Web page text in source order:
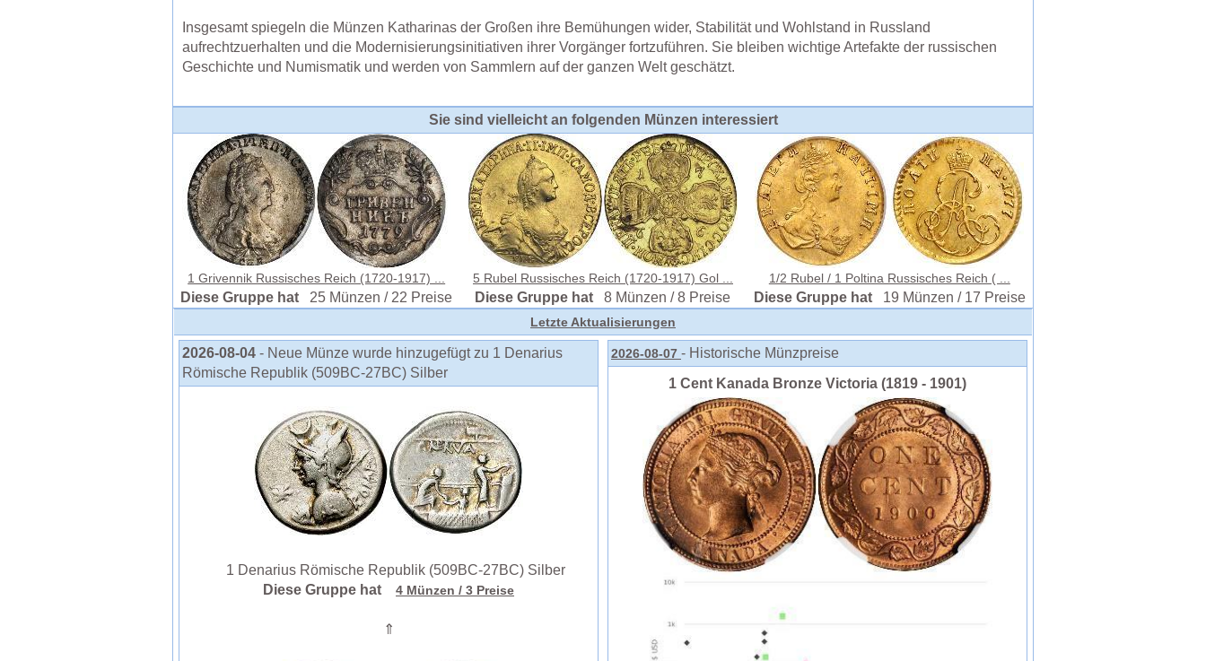
Insgesamt spiegeln die Münzen Katharinas der Großen ihre Bemühungen wider, Stabilität und Wohlstand in Russland
aufrechtzuerhalten und die Modernisierungsinitiativen ihrer Vorgänger fortzuführen. Sie bleiben wichtige Artefakte der russischen
Geschichte und Numismatik und werden von Sammlern auf der ganzen Welt geschätzt.
Sie sind vielleicht an folgenden Münzen interessiert
1 Grivennik Russisches Reich (1720-1917) ...
Diese Gruppe hat 25 Münzen / 22 Preise
5 Rubel Russisches Reich (1720-1917) Gol ...
Diese Gruppe hat8 Münzen / 8 Preise
1/2 Rubel / 1 Poltina Russisches Reich ( ...
Diese Gruppe hat 19 Münzen / 17 Preise
Letzte Aktualisierungen
2026-08-04 - Neue Münze wurde hinzugefügt zu 1 Denarius
Römische Republik (509BC-27BC) Silber
1 Denarius Römische Republik (509BC-27BC) Silber
Diese Gruppe hat
4 Münzen / 3 Preise
⇑
2026-08-07 - Historische Münzpreise
1 Cent Kanada Bronze Victoria (1819 - 1901)